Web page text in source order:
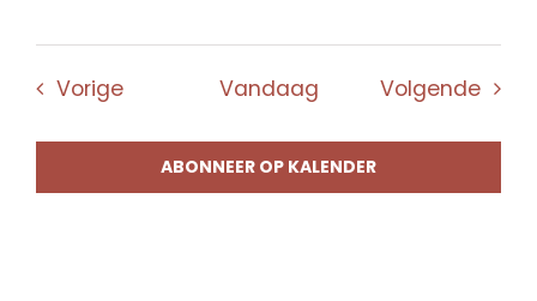
VorigeEvenementenVandaag Volgende
ABONNEER OP KALENDER